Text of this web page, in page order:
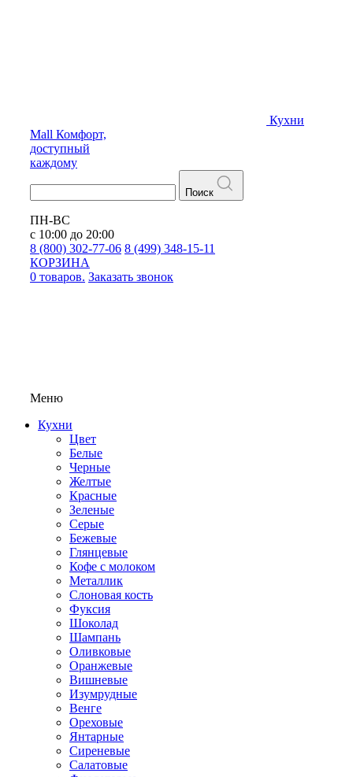
Кухни
Mall Комфорт,
доступный
каждому
Поиск
ПН-ВС
с 10:00 до 20:00
8 (800) 302-77-06 8 (499) 348-15-11
КОРЗИНА
0 товаров. Заказать звонок
Меню
Кухни
Цвет
Белые
Черные
Желтые
Красные
Зеленые
Серые
Бежевые
Глянцевые
Кофе с молоком
Металлик
Слоновая кость
Фуксия
Шоколад
Шампань
Оливковые
Оранжевые
Вишневые
Изумрудные
Венге
Ореховые
Янтарные
Сиреневые
Салатовые